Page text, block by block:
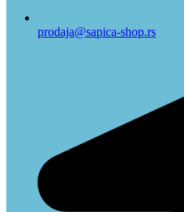
prodaja@sapica-shop.rs